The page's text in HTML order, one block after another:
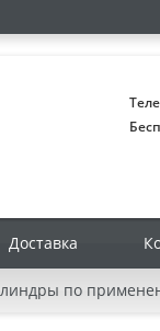
Доставка
по